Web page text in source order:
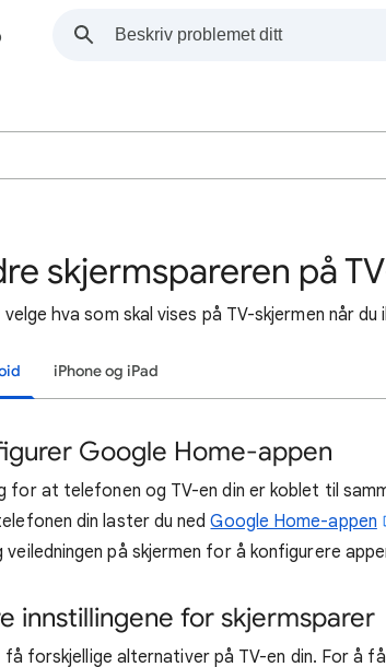
skjermspareren på
velge hva som skal vises på TV-skjermen når du
iPhone og iPad
Google Home-appen
for at telefonen og TV-en din er koblet til
din laster du nedGoogle Home-appen
veiledningen på skjermen for å konfigurere
innstillingene for skjermsparer
få forskjellige alternativer på TV-en din. For å